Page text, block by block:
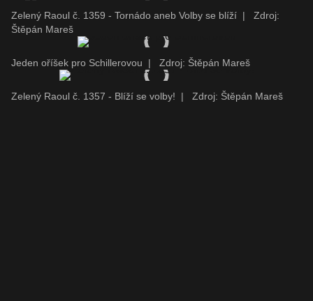
Zelený Raoul č. 1359 - Tornádo aneb Volby se blíží |
Zdroj:
Štěpán Mareš
Jeden oříšek pro Schillerovou | Zdroj: Štěpán Mareš
Zelený Raoul č. 1357 - Blíží se volby! | Zdroj: Štěpán Mareš